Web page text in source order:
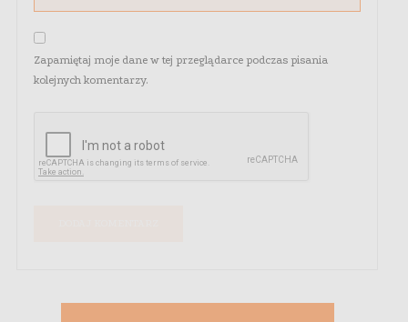
Zapamiętaj moje dane w tej przeglądarce podczas pisania
kolejnych komentarzy.